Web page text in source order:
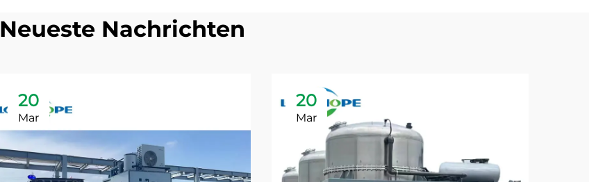
Neueste Nachrichten
20
Mar
20
Mar